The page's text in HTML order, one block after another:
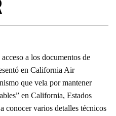
a los documentos de
en California Air
que vela por mantener
en California, Estados
conocer varios detalles técnicos